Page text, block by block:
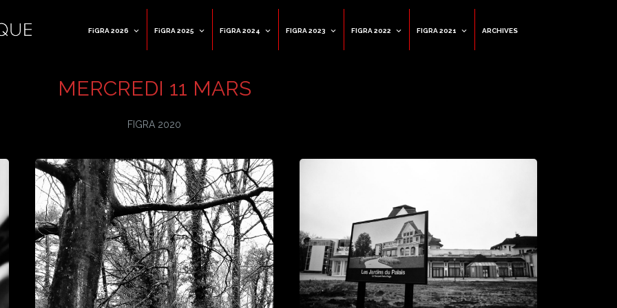
FiGRA 2026 FiGRA 2025 FiGRA 2024 FIGRA 2023 FIGRA 2022 FIGRA 2021 ARCHIVES
MERCREDI 11 MARS
FIGRA 2020